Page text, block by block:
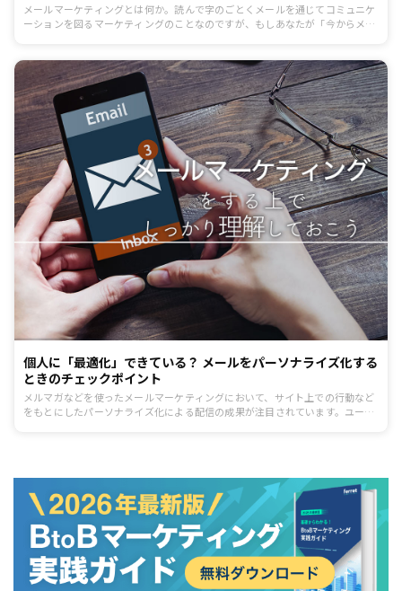
メールマーケティングとは何か。読んで字のごとくメールを通じてコミュニケ
ーションを図るマーケティングのことなのですが、もしあなたが「今からメー
ただいている人の中には初めてメールマーケティングを実施する方も、既に実
施されている方もいらっしゃると思いますが、今回はそんな「メールマーケテ
ィング」について、その全貌を明らかにしていきたいと思います。
個人に「最適化」できている？ メールをパーソナライズ化する
ときのチェックポイント
メルマガなどを使ったメールマーケティングにおいて、サイト上での行動など
をもとにしたパーソナライズ化による配信の成果が注目されています。ユーザ